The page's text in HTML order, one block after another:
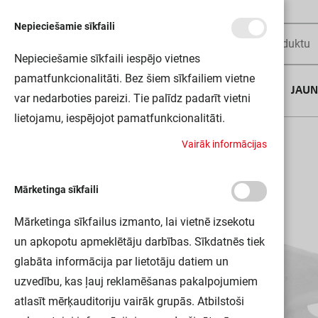
LS AY-PF03/MB 50X2 LEDV
Nepieciešamie sīkfaili
Nepieciešamie sīkfaili iespējo vietnes
pamatfunkcionalitāti. Bez šiem sīkfailiem vietne
var nedarboties pareizi. Tie palīdz padarīt vietni
lietojamu, iespējojot pamatfunkcionalitāti.
Vairāk informācijas
Mārketinga sīkfaili
Mārketinga sīkfailus izmanto, lai vietnē izsekotu
un apkopotu apmeklētāju darbības. Sīkdatnēs tiek
glabāta informācija par lietotāju datiem un
uzvedību, kas ļauj reklamēšanas pakalpojumiem
atlasīt mērķauditoriju vairāk grupās. Atbilstoši